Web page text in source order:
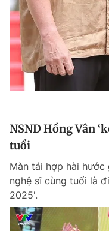
NSND Hồng Vân
tuổi
Màn tái hợp hài hước
nghệ sĩ cùng tuổi là
2025'.